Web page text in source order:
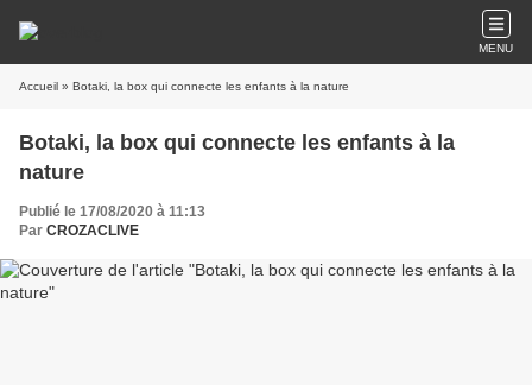
MENU
Accueil » Botaki, la box qui connecte les enfants à la nature
Botaki, la box qui connecte les enfants à la
nature
Publié le 17/08/2020 à 11:13
Par CROZACLIVE